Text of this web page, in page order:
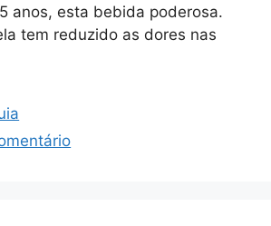
anos, esta bebida poderosa.
tem reduzido as dores nas